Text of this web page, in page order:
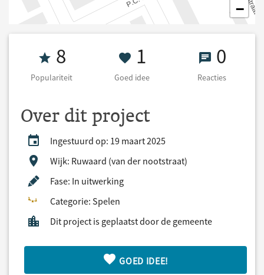
−
Populariteit 8
8
Populariteit
1 Goed idee
1
Goed idee
0 0
Reacties
Over dit project
Ingestuurd op: 19 maart 2025
Wijk: Ruwaard (van der nootstraat)
Fase: In uitwerking
Categorie: Spelen
Dit project is geplaatst door de gemeente
GOED IDEE!